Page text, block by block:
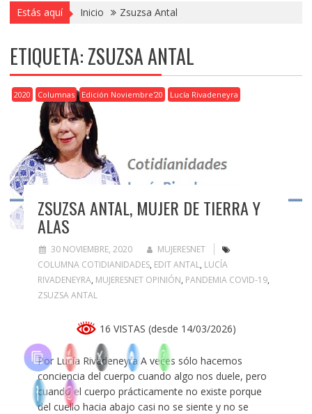
Estás aquí Inicio Zsuzsa Antal
ETIQUETA:ZSUZSA ANTAL
2020 Columnas Edición Noviembre'20 Lucía Rivadeneyra
ZSUZSA ANTAL, MUJER DE TIERRA Y
ALAS
30 NOVIEMBRE, 2020
MUJERESNET
COLUMNA COTIDIANIDADES, EDIT ANTAL, LUCÍA
RIVADENEYRA, MUJERESNET OPINIÓN, PANDEMIA COVID-19,
ZSUZSA ANTAL
16 VISTAS (desde 14/03/2026)
Por Lucía Rivadeneyra A veces sólo hacemos
conciencia del cuerpo cuando algo nos duele, pero
cuando el cuerpo prácticamente no existe porque
del cuello hacia abajo casi no se siente y no se